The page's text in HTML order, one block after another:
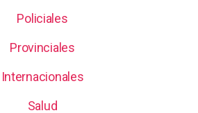
Policiales
Provinciales
Internacionales
Salud